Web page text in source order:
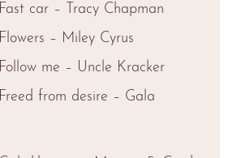
Fast car – Tracy Chapman
Flowers – Miley Cyrus
Follow me – Uncle Kracker
Freed from desire – Gala